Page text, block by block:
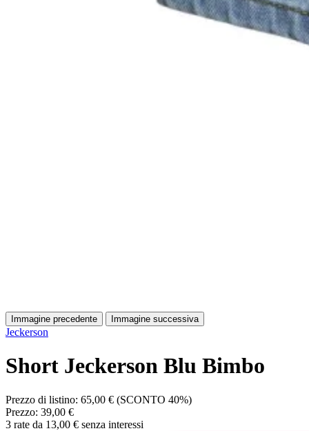
Immagine precedente Immagine successiva
Jeckerson
Short Jeckerson Blu Bimbo
Prezzo di listino: 65,00 € (SCONTO 40%)
Prezzo: 39,00 €
3 rate da 13,00 € senza interessi